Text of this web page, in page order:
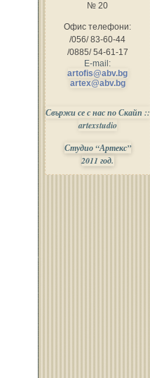
№ 20
Офис телефони:
/056/ 83-60-44
/0885/ 54-61-17
E-mail:
artofis@abv.bg
artex@abv.bg
Свържи се с нас по Скайп ::
artexstudio
Студио “Артекс”
2011 год.